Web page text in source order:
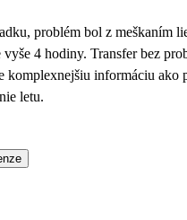
problém bol z meškaním
4 hodiny. Transfer bez
komplexnejšiu informáciu ako
letu.